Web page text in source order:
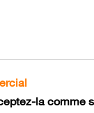
la comme